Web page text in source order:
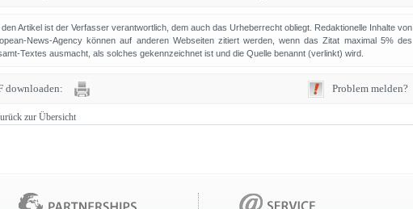
den Artikel ist der Verfasser verantwortlich, dem auch das Urheberrecht obliegt. Redaktionelle Inhalte von
News-Agency können auf anderen Webseiten zitiert werden, wenn das Zitat maximal 5% des
Textes ausmacht, als solches gekennzeichnet ist und die Quelle benannt (verlinkt) wird.
downloaden: Problem melden?
zur Übersicht